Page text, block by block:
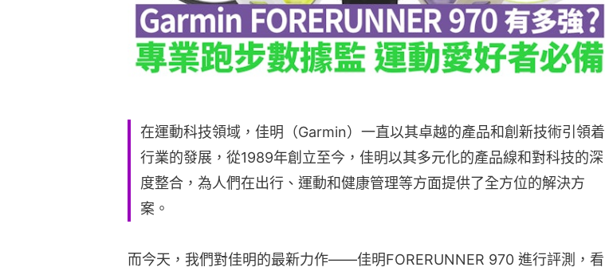
在運動科技領域，佳明（Garmin）一直以其卓越的產品和創新技術引領着
行業的發展，從1989年創立至今，佳明以其多元化的產品線和對科技的深
度整合，為人們在出行、運動和健康管理等方面提供了全方位的解決方
案。
而今天，我們對佳明的最新力作——佳明FORERUNNER 970 進行評測，看